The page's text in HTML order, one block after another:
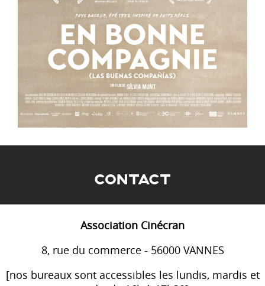
CONTACT
Association Cinécran
8, rue du commerce - 56000 VANNES
[nos bureaux sont accessibles les lundis, mardis et